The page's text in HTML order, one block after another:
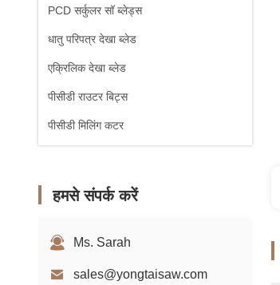
PCD सर्कुलर सॉ ब्लेड्स
धातु परिपत्र देखा ब्लेड
एक्रिलिक देखा ब्लेड
पीसीडी राउटर बिट्स
पीसीडी मिलिंग कटर
हमसे संपर्क करें
Ms. Sarah
sales@yongtaisaw.com